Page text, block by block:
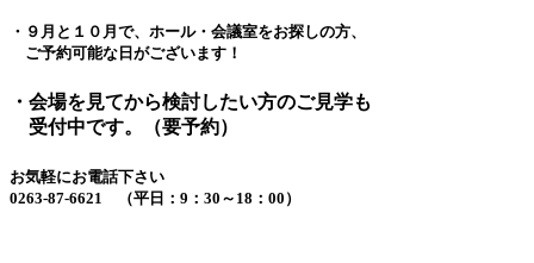
・９月と１０月で、ホール・会議室をお探しの方、
ご予約可能な日がございます！
・会場を見てから検討したい方のご見学も
受付中です。（要予約）
お気軽にお電話下さい
0263-87-6621 （平日：9：30～18：00）